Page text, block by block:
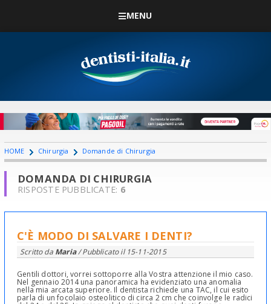
MENU
HOME Chirurgia Domande di Chirurgia
DOMANDA DI CHIRURGIA
RISPOSTE PUBBLICATE: 6
C'È MODO DI SALVARE I DENTI?
Scritto da Maria/ Pubblicato il 15-11-2015
Gentili dottori, vorrei sottoporre alla Vostra attenzione il mio caso.
Nel gennaio 2014 una panoramica ha evidenziato una anomalia
nella mia arcata superiore. Il dentista richiede una TAC, il cui esito
parla di un focolaio osteolitico di circa 2 cm che coinvolge le radici